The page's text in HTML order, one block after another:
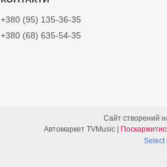
+380 (95) 135-36-35
+380 (68) 635-54-35
Сайт створений
Select